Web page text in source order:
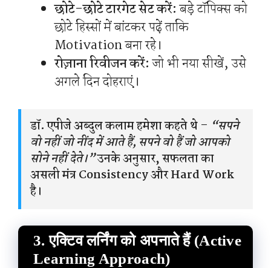
छोटे-छोटे टारगेट सेट करें:बड़े टॉपिक्स को
छोटे हिस्सों में बांटकर पढ़ें ताकि
Motivation बना रहे।
रोज़ाना रिवीजन करें:जो भी नया सीखें, उसे
अगले दिन दोहराएं।
डॉ. एपीजे अब्दुल कलाम हमेशा कहते थे – “सपने
वो नहीं जो नींद में आते हैं, सपने वो हैं जो आपको
सोने नहीं देते।”उनके अनुसार, सफलता का
असली मंत्र Consistency और Hard Work
है।
3. एक्टिव लर्निंग को अपनाते हैं (Active
Learning Approach)